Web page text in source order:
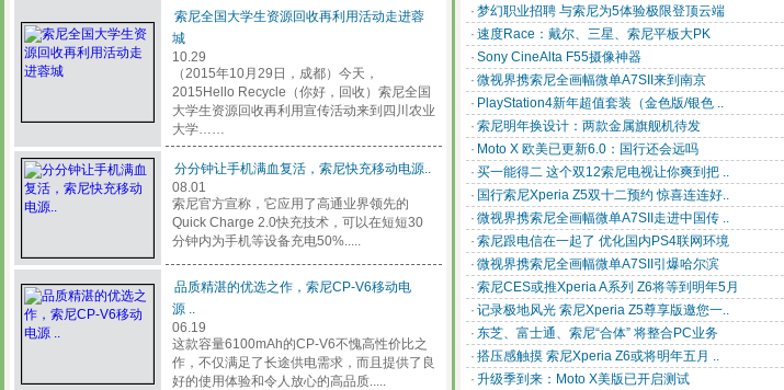
索尼全国大学生资源回收再利用活动走进蓉
城
10.29
（2015年10月29日，成都）今天，
2015Hello Recycle（你好，回收）索尼全国
大学生资源回收再利用宣传活动来到四川农业
大学……
分分钟让手机满血复活，索尼快充移动电源..
08.01
索尼官方宣称，它应用了高通业界领先的
Quick Charge 2.0快充技术，可以在短短30
分钟内为手机等设备充电50%.....
品质精湛的优选之作，索尼CP-V6移动电
源 ..
06.19
这款容量6100mAh的CP-V6不愧高性价比之
作，不仅满足了长途供电需求，而且提供了良
好的使用体验和令人放心的高品质.....
· 梦幻职业招聘 与索尼为5体验极限登顶云端
· 速度Race：戴尔、三星、索尼平板大PK
· Sony CineAlta F55摄像神器
· 微视界携索尼全画幅微单A7SII来到南京
· PlayStation4新年超值套装（金色版/银色 ..
· 索尼明年换设计：两款金属旗舰机待发
· Moto X 欧美已更新6.0：国行还会远吗
· 买一能得二 这个双12索尼电视让你爽到把 ..
· 国行索尼Xperia Z5双十二预约 惊喜连连好..
· 微视界携索尼全画幅微单A7SII走进中国传 ..
· 索尼跟电信在一起了 优化国内PS4联网环境
· 微视界携索尼全画幅微单A7SII引爆哈尔滨
· 索尼CES或推Xperia A系列 Z6将等到明年5月
· 记录极地风光 索尼Xperia Z5尊享版邀您一..
· 东芝、富士通、索尼“合体” 将整合PC业务
· 搭压感触摸 索尼Xperia Z6或将明年五月 ..
· 升级季到来：Moto X美版已开启测试